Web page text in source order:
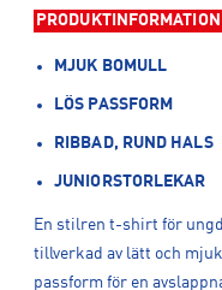
PRODUKTINFORMATION
MJUK BOMULL
LÖS PASSFORM
RIBBAD, RUND HALS
JUNIORSTORLEKAR
En stilren t-shirt för
tillverkad av lätt och
passform för en